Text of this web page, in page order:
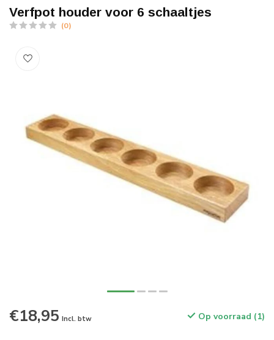
Verfpot houder voor 6 schaaltjes
(0)
€18,95 Incl. btw Op voorraad (1)